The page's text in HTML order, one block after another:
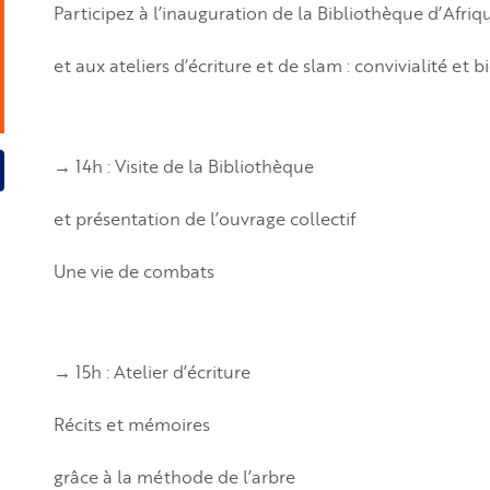
Participez à l’inauguration de la Bibliothèque
et aux ateliers d’écriture et de slam : convivialité et
→ 14h : Visite de la Bibliothèque
et présentation de l’ouvrage collectif
Une vie de combats
→ 15h : Atelier d’écriture
Récits et mémoires
grâce à la méthode de l’arbre